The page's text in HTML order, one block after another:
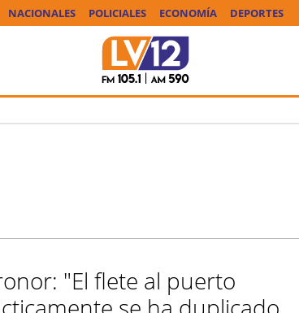
NACIONALES POLICIALES ECONOMÍA DEPORTES
"El flete al puerto